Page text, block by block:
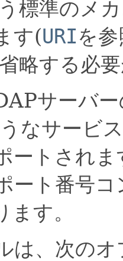
標準のメ
す(URIを
略する必
サーバ
なサービ
ートされま
ート番号
す。
は、次の